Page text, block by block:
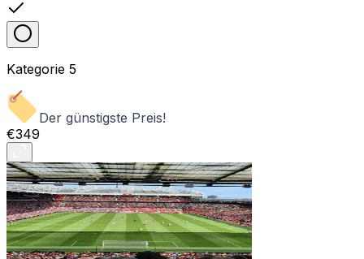
Kategorie 5
Der günstigste Preis!
€349